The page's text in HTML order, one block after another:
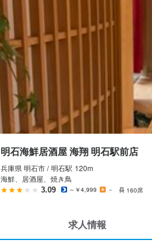
明石海鮮居酒屋 海翔 明石駅前店
兵庫県 明石市 / 明石駅 120m
海鮮、居酒屋、焼き鳥
3.09 ～￥4,999 － 160席
求人情報
昇給あり 交通費支給 給与前払いOK
給与補足
交通費支給：1日上限500円まで
週5～のレギュラー勤務　時給1,300円
勤務時間
終電考慮あり フルタイム歓迎
1週間毎のシフト制